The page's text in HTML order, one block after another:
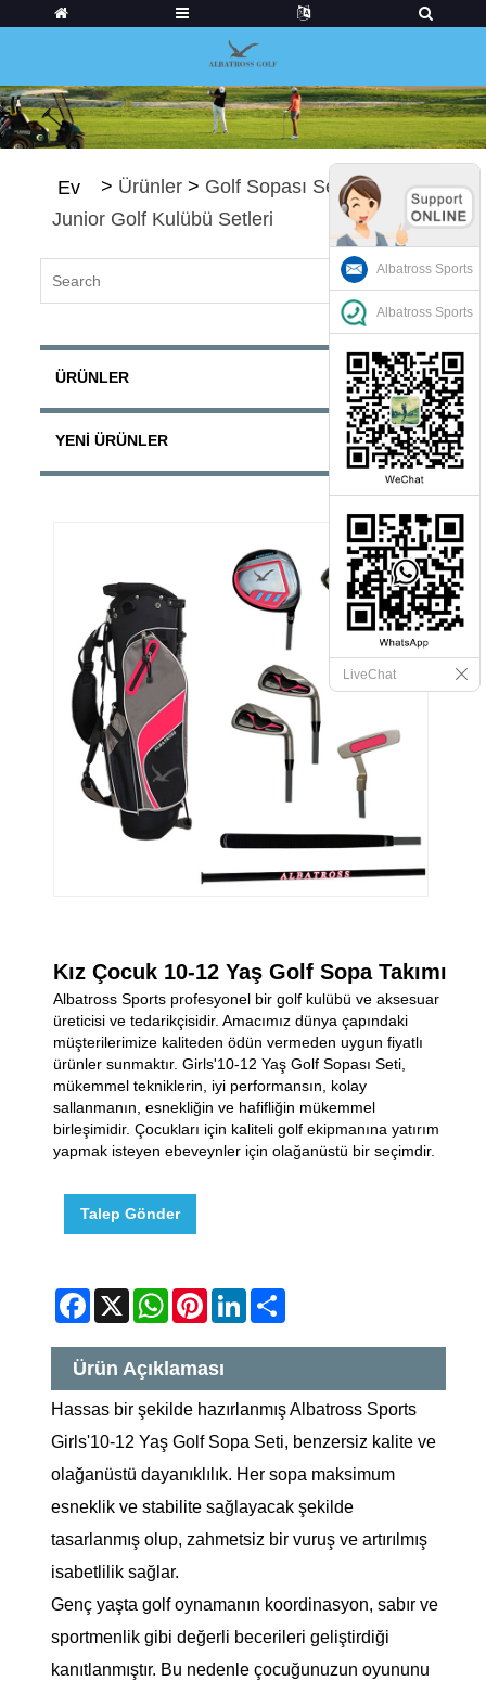
Ev > Ürünler > Golf Sopası Setleri>
Junior Golf Kulübü Setleri
ÜRÜNLER
YENI ÜRÜNLER
Kız Çocuk 10-12 Yaş Golf Sopa Takımı
Albatross Sports profesyonel bir golf kulübü ve aksesuar
üreticisi ve tedarikçisidir. Amacımız dünya çapındaki
müşterilerimize kaliteden ödün vermeden uygun fiyatlı
ürünler sunmaktır. Girls'10-12 Yaş Golf Sopası Seti,
mükemmel tekniklerin, iyi performansın, kolay
sallanmanın, esnekliğin ve hafifliğin mükemmel
birleşimidir. Çocukları için kaliteli golf ekipmanına yatırım
yapmak isteyen ebeveynler için olağanüstü bir seçimdir.
Talep Gönder
Facebook
X WhatsApp
Pinterest
LinkedIn
Ürün Açıklaması
Hassas bir şekilde hazırlanmış Albatross Sports
Girls'10-12 Yaş Golf Sopa Seti, benzersiz kalite ve
olağanüstü dayanıklılık. Her sopa maksimum
esneklik ve stabilite sağlayacak şekilde
tasarlanmış olup, zahmetsiz bir vuruş ve artırılmış
isabetlilik sağlar.
Genç yaşta golf oynamanın koordinasyon, sabır ve
sportmenlik gibi değerli becerileri geliştirdiği
kanıtlanmıştır. Bu nedenle çocuğunuzun oyununu
Albatross Sports
Albatross Sports
LiveChat